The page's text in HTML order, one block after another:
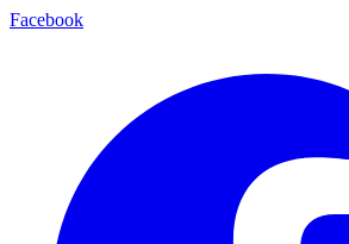
Facebook